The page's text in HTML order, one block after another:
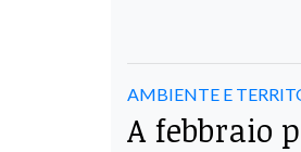
AMBIENTE E
A febbraio